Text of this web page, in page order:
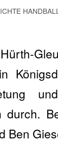
HANDBALL
durch.
Ben